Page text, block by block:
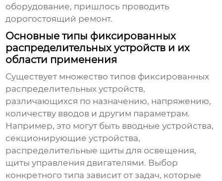
оборудование, пришлось проводить
дорогостоящий ремонт.
Основные типы фиксированных
распределительных устройств и их
области применения
Существует множество типов фиксированных
распределительных устройств,
различающихся по назначению, напряжению,
количеству вводов и другим параметрам.
Например, это могут быть вводные устройства,
секционирующие устройства,
распределительные щиты для освещения,
щиты управления двигателями. Выбор
конкретного типа зависит от задач, которые